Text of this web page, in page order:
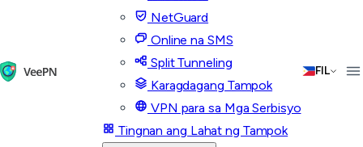
NetGuard
Online na SMS
Split Tunneling
Karagdagang Tampok
VPN para sa Mga Serbisyo
Tingnan ang Lahat ng Tampok
FIL